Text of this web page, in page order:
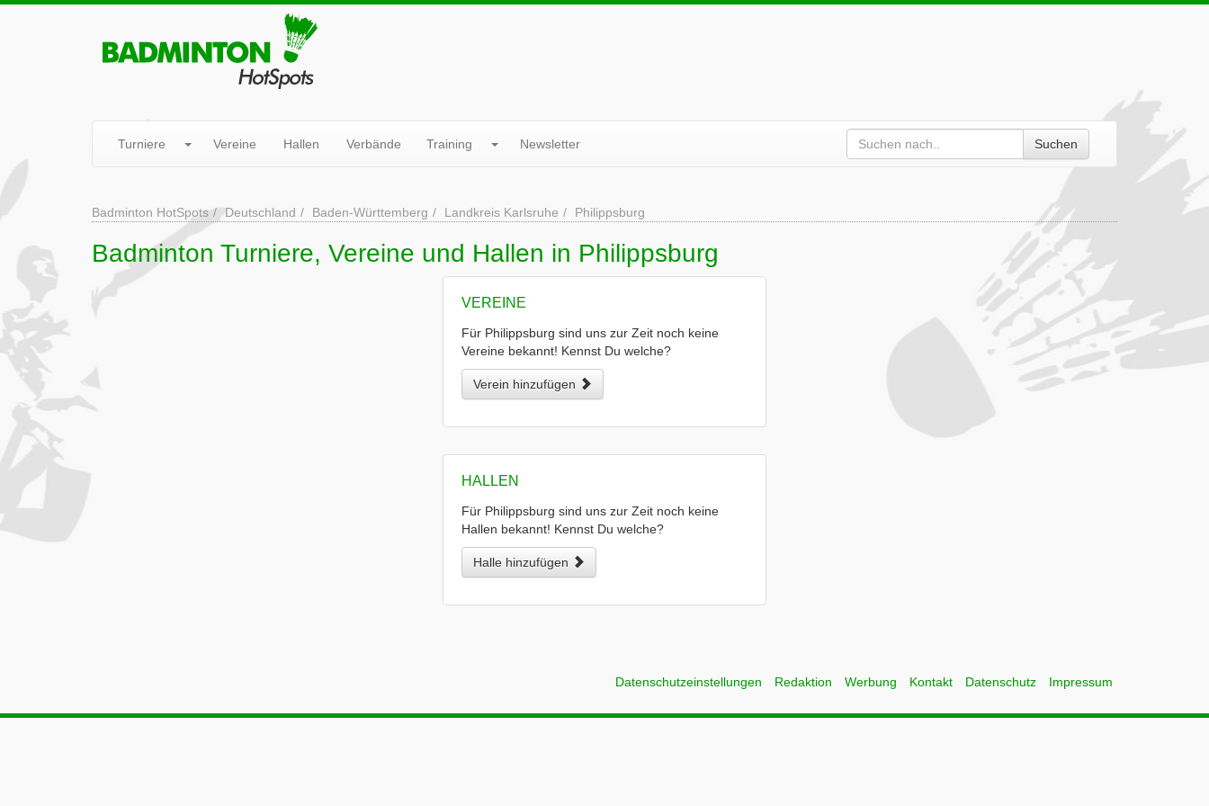
Turniere Vereine Hallen Verbände Training Newsletter Suchen
Badminton HotSpots Deutschland Baden-Württemberg Landkreis Karlsruhe Philippsburg
Badminton Turniere, Vereine und Hallen in Philippsburg
VEREINE
Für Philippsburg sind uns zur Zeit noch keine
Vereine bekannt! Kennst Du welche?
Verein hinzufügen
HALLEN
Für Philippsburg sind uns zur Zeit noch keine
Hallen bekannt! Kennst Du welche?
Halle hinzufügen
Datenschutzeinstellungen Redaktion Werbung Kontakt Datenschutz Impressum